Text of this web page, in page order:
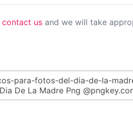
contact us and we will take